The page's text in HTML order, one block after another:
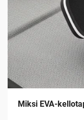
Miksi EVA-